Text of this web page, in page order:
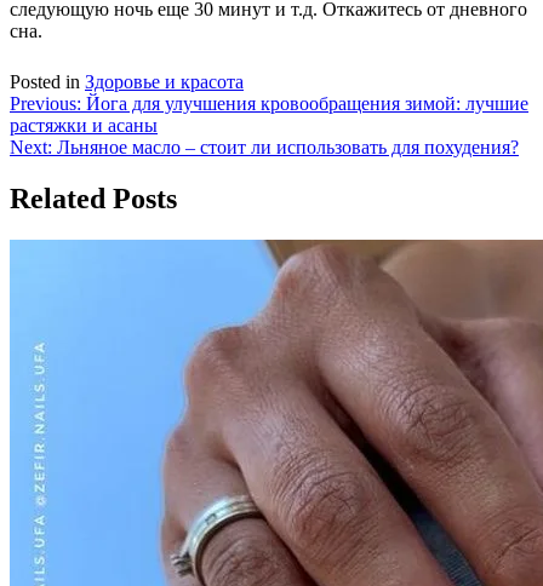
следующую ночь еще 30 минут и т.д. Откажитесь от дневного
сна.
Posted in Здоровье и красота
Навигация
по
Previous: Йога для улучшения кровообращения зимой: лучшие
растяжки и асаны
Next: Льняное масло – стоит ли использовать для похудения?
Related Posts